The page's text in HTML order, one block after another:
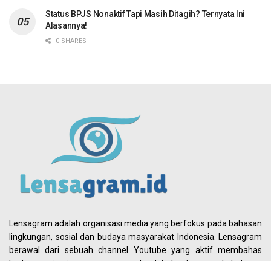
Status BPJS Nonaktif Tapi Masih Ditagih? Ternyata Ini
Alasannya!
0 SHARES
Lensagram adalah organisasi media yang berfokus pada bahasan
lingkungan, sosial dan budaya masyarakat Indonesia. Lensagram
berawal dari sebuah channel Youtube yang aktif membahas